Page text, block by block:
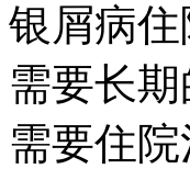
银屑病
需要长
需要住